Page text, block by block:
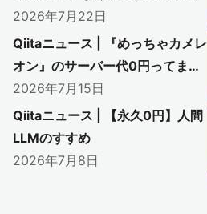
退会させられたシステムについて
考えたい
2026年7月22日
Qiitaニュース | 『めっちゃカメレ
オン』のサーバー代0円ってま
じ？
2026年7月15日
Qiitaニュース | 【永久0円】人間
LLMのすすめ
2026年7月8日